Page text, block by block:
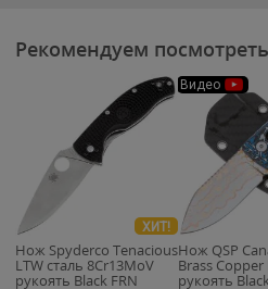
Рекомендуем
ХИТ!
Нож Spyderco Tenacious
LTW сталь 8Cr13MoV
рукоять Black FRN
Видео
Нож QSP
Brass
рукоять